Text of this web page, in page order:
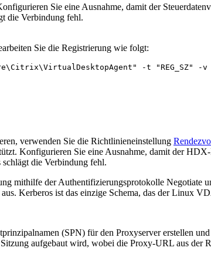
Sie eine Ausnahme, damit der
die Verbindung fehl.
Sie die Registrierung wie folgt:
-t "REG_SZ"
verwenden Sie die Richtlinieneinstellung
Konfigurieren Sie eine Ausnahme, damit der
die Verbindung fehl.
mithilfe der Authentifizierungsprotokolle Negotiate
Kerberos ist das einzige Schema, das der Linux
(SPN) für den Proxyserver erstellen
aufgebaut wird, wobei die Proxy-URL aus der